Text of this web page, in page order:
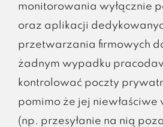
monitorowania wyłącznie
oraz aplikacji
przetwarzania firmowych
żadnym wypadku
kontrolować poczty
pomimo że jej niewłaściwe
(np. przesyłanie na nią